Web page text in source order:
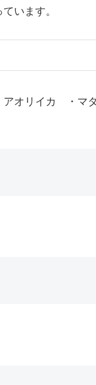
います。
オリイカ ・